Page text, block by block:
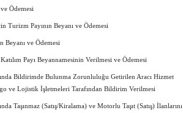
Ödemesi
Payının Beyanı ve Ödemesi
Beyanı ve Ödemesi
Payı Beyannamesinin Verilmesi ve Ödemesi
Bildirimde Bulunma Zorunluluğu Getirilen Aracı Hizmet
ve Lojistik İşletmeleri Tarafından Bildirim Verilmesi
Taşınmaz (Satış/Kiralama) ve Motorlu Taşıt (Satış) İlanlarını